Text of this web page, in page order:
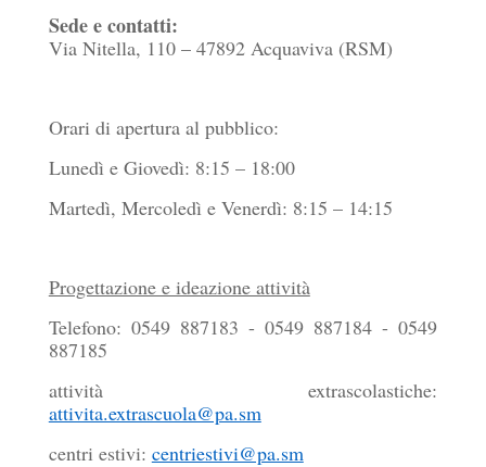
Sede e contatti:
Via Nitella, 110 – 47892 Acquaviva (RSM)
Orari di apertura al pubblico:
Lunedì e Giovedì: 8:15 – 18:00
Martedì, Mercoledì e Venerdì: 8:15 – 14:15
Progettazione e ideazione attività
Telefono: 0549 887183 - 0549 887184 - 0549
887185
attività extrascolastiche:
attivita.extrascuola@pa.sm
centri estivi: centriestivi@pa.sm